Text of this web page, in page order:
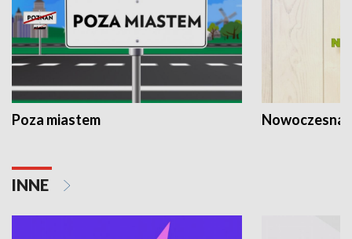
Poza miastem Nowoczesna
INNE